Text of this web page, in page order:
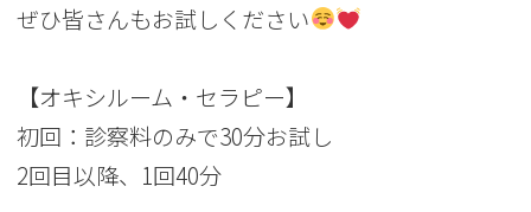
ぜひ皆さんもお試しください
【オキシルーム・セラピー】
初回：診察料のみで30分お試し
2回目以降、1回40分